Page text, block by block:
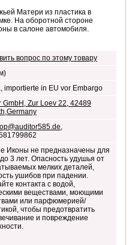
Матери из пластика в
На оборотной стороне
в салоне автомобиля.
вопрос по этому товару
importierte in EU vor Embargo
GmbH, Zur Loev 22, 42489
,
Иконы не предназначены для
3 лет. Опасность удушья от
мелких деталей,
ушибов при падении.
контакта с водой,
веществами, моющими
или парфюмерией/
чтобы предотвратить
и повреждение